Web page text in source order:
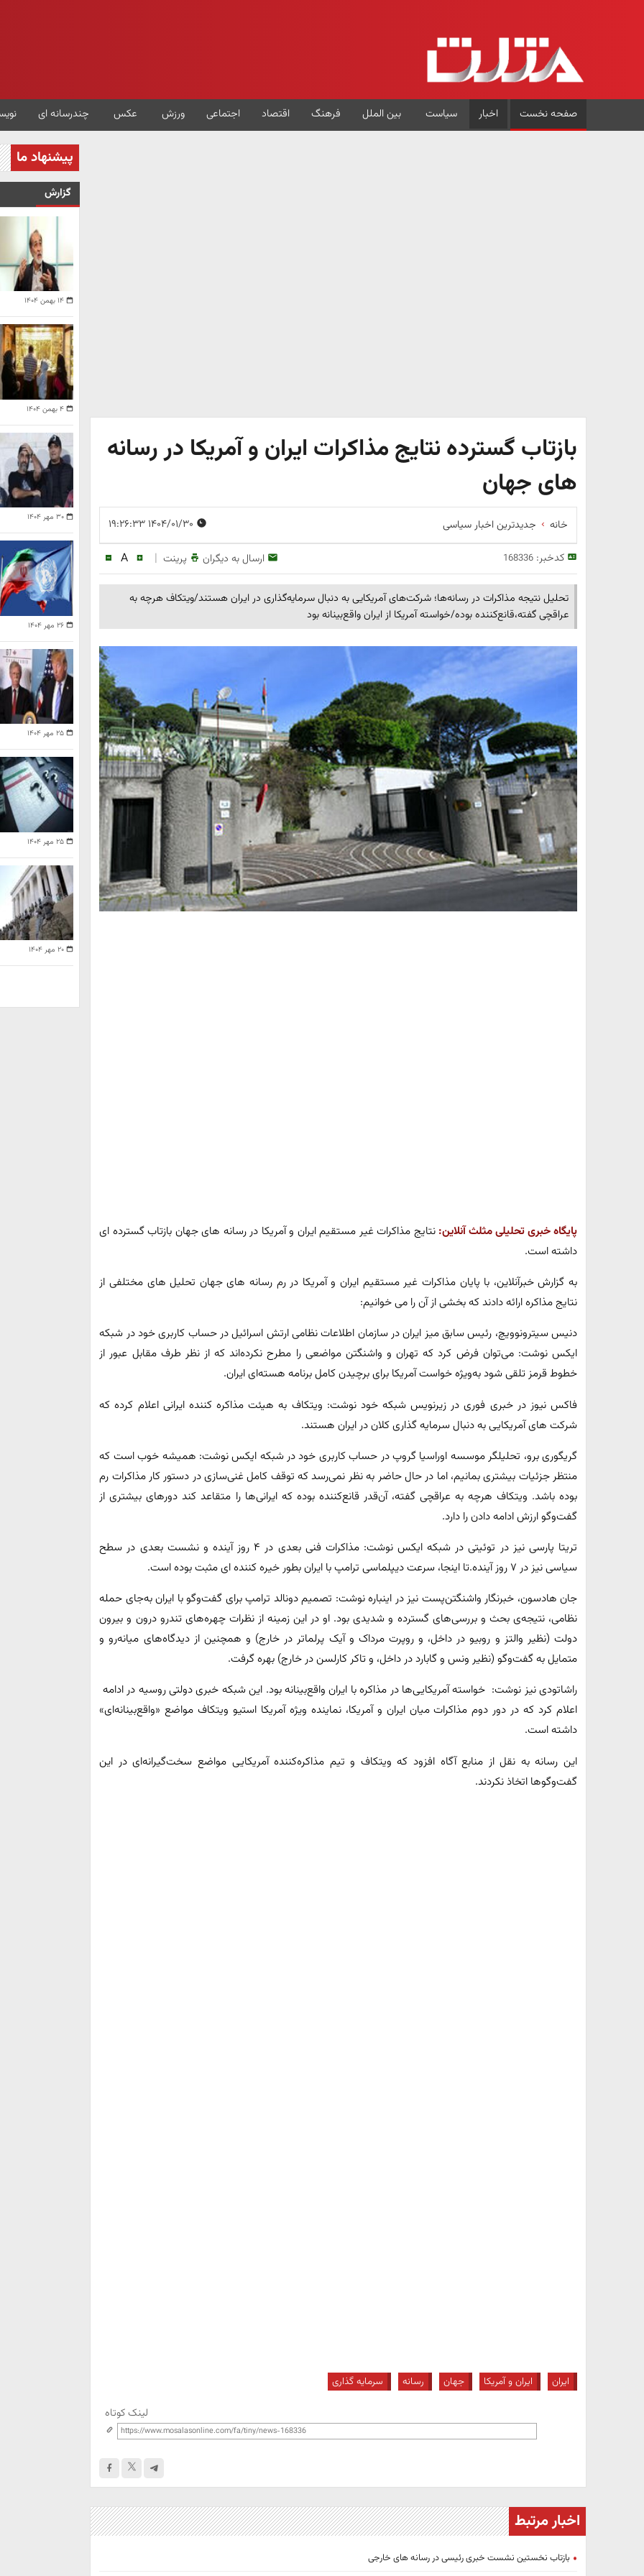
صفحه نخست اخبار سیاست بین الملل فرهنگ اقتصاد اجتماعی ورزش عکس چندرسانه ای
بازتاب گسترده نتایج مذاکرات ایران و آمریکا در رسانه
های جهان
خانه جدیدترین اخبار سیاسی
کدخبر:168336 ارسال به دیگران پرینت |
A
تحلیل نتیجه مذاکرات در رسانه‌ها؛ شرکت‌های آمریکایی به دنبال سرمایه‌گذاری در ایران هستند/ویتکاف هرچه به
عراقچی گفته،قانع‌کننده بوده/خواسته آمریکا از ایران واقع‌بینانه بود
پایگاه خبری تحلیلی مثلث آنلاین: نتایج مذاکرات غیر مستقیم ایران و آمریکا در رسانه های جهان بازتاب گسترده ای
داشته است.
به گزارش خبرآنلاین، با پایان مذاکرات غیر مستقیم ایران و آمریکا در رم رسانه های جهان تحلیل های مختلفی از
نتایج مذاکره ارائه دادند که بخشی از آن را می خوانیم:
دنیس سیترونوویچ، رئیس سابق میز ایران در سازمان اطلاعات نظامی ارتش اسرائیل در حساب کاربری خود در شبکه
ایکس نوشت: می‌توان فرض کرد که تهران و واشنگتن مواضعی را مطرح نکرده‌اند که از نظر طرف مقابل عبور از
خطوط قرمز تلقی شود به‌ویژه خواست آمریکا برای برچیدن کامل برنامه هسته‌ای ایران.
فاکس نیوز در خبری فوری در زیرنویس شبکه خود نوشت: ویتکاف به هیئت مذاکره کننده ایرانی اعلام کرده که
شرکت های آمریکایی به دنبال سرمایه گذاری کلان در ایران هستند.
گریگوری برو، تحلیلگر موسسه اوراسیا گروپ در حساب کاربری خود در شبکه ایکس نوشت: همیشه خوب است که
منتظر جزئیات بیشتری بمانیم، اما در حال حاضر به نظر نمی‌رسد که توقف کامل غنی‌سازی در دستور کار مذاکرات رم
بوده باشد. ویتکاف هرچه به عراقچی گفته، آن‌قدر قانع‌کننده بوده که ایرانی‌ها را متقاعد کند دورهای بیشتری از
گفت‌وگو ارزش ادامه دادن را دارد.
تریتا پارسی نیز در توئیتی در شبکه ایکس نوشت: مذاکرات فنی بعدی در ۴ روز آینده و نشست بعدی در سطح
سیاسی نیز در ۷ روز آینده.تا اینجا، سرعت دیپلماسی ترامپ با ایران بطور خیره کننده ای مثبت بوده است.
جان هادسون، خبرنگار واشنگتن‌پست نیز در اینباره نوشت: تصمیم دونالد ترامپ برای گفت‌وگو با ایران به‌جای حمله
نظامی، نتیجه‌ی بحث و بررسی‌های گسترده و شدیدی بود. او در این زمینه از نظرات چهره‌های تندرو درون و بیرون
دولت (نظیر والتز و روبیو در داخل، و روپرت مرداک و آیک پرلماتر در خارج) و همچنین از دیدگاه‌های میانه‌رو و
متمایل به گفت‌وگو (نظیر ونس و گابارد در داخل، و تاکر کارلسن در خارج) بهره گرفت.
راشاتودی نیز نوشت: خواسته آمریکایی‌ها در مذاکره با ایران واقع‌بینانه بود. این شبکه خبری دولتی روسیه در ادامه
اعلام کرد که در دور دوم مذاکرات میان ایران و آمریکا، نماینده ویژه آمریکا استیو ویتکاف مواضع «واقع‌بینانه‌ای»
داشته است.
این رسانه به نقل از منابع آگاه افزود که ویتکاف و تیم مذاکره‌کننده آمریکایی مواضع سخت‌گیرانه‌ای در این
گفت‌وگوها اتخاذ نکردند.
ایران ایران و آمریکا جهان رسانه سرمایه گذاری
لینک کوتاه
اخبار مرتبط
بازتاب نخستین نشست خبری رئیسی در رسانه های خارجی
پیشنهاد ما
گزارش
۱۴ بهمن ۱۴۰۴
۴ بهمن ۱۴۰۴
۳۰ مهر ۱۴۰۴
۲۶ مهر ۱۴۰۴
۲۵ مهر ۱۴۰۴
۲۵ مهر ۱۴۰۴
۲۰ مهر ۱۴۰۴